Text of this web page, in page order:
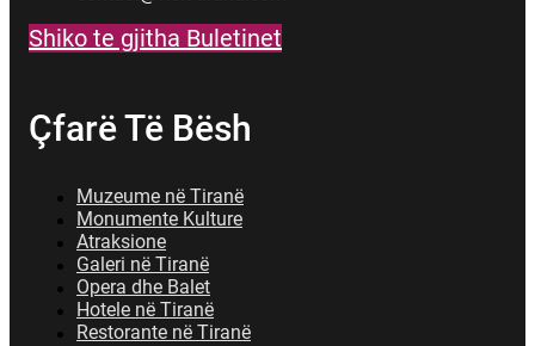
Shiko te gjitha Buletinet
Çfarë Të Bësh
Muzeume në Tiranë
Monumente Kulture
Atraksione
Galeri në Tiranë
Opera dhe Balet
Hotele në Tiranë
Restorante në Tiranë